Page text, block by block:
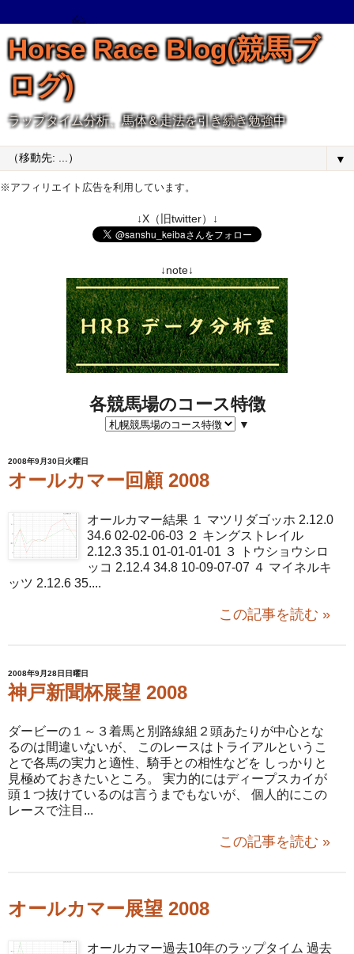
Horse Race Blog(競馬ブ
ログ)
ラップタイム分析、馬体＆走法を引き続き勉強中
▼
※アフィリエイト広告を利用しています。
↓X（旧twitter）↓
↓note↓
各競馬場のコース特徴
▼
2008年9月30日火曜日
オールカマー回顧 2008
オールカマー結果 １ マツリダゴッホ 2.12.0
34.6 02-02-06-03 ２ キングストレイル
2.12.3 35.1 01-01-01-01 ３ トウショウシロ
ッコ 2.12.4 34.8 10-09-07-07 ４ マイネルキ
ッツ 2.12.6 35....
この記事を読む »
2008年9月28日日曜日
神戸新聞杯展望 2008
ダービーの１～３着馬と別路線組２頭あたりが中心とな
るのは間違いないが、 このレースはトライアルというこ
とで各馬の実力と適性、騎手との相性などを しっかりと
見極めておきたいところ。 実力的にはディープスカイが
頭１つ抜けているのは言うまでもないが、 個人的にこの
レースで注目...
この記事を読む »
オールカマー展望 2008
オールカマー過去10年のラップタイム 過去